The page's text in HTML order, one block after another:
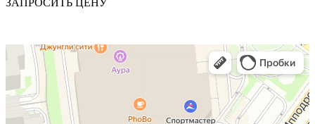
ЗАПРОСИТЬ ЦЕНУ